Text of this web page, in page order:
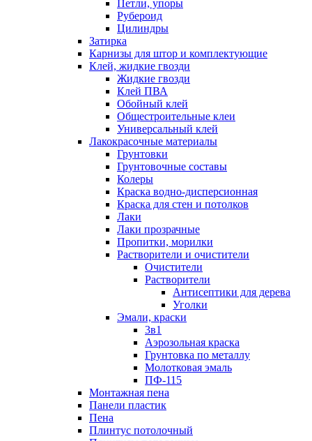
Петли, упоры
Рубероид
Цилиндры
Затирка
Карнизы для штор и комплектующие
Клей, жидкие гвозди
Жидкие гвозди
Клей ПВА
Обойный клей
Общестроительные клеи
Универсальный клей
Лакокрасочные материалы
Грунтовки
Грунтовочные составы
Колеры
Краска водно-дисперсионная
Краска для стен и потолков
Лаки
Лаки прозрачные
Пропитки, морилки
Растворители и очистители
Очистители
Растворители
Антисептики для дерева
Уголки
Эмали, краски
3в1
Аэрозольная краска
Грунтовка по металлу
Молотковая эмаль
ПФ-115
Монтажная пена
Панели пластик
Пена
Плинтус потолочный